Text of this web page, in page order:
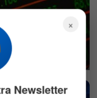
5 acciones de alto
×
Newsletter